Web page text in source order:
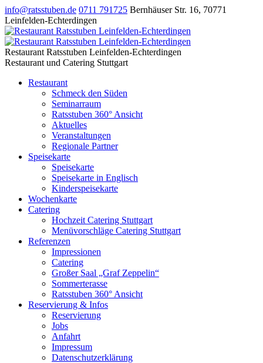
info@ratsstuben.de 0711 791725 Bernhäuser Str. 16, 70771
Leinfelden-Echterdingen
Restaurant Ratsstuben Leinfelden-Echterdingen
Restaurant und Catering Stuttgart
Restaurant
Schmeck den Süden
Seminarraum
Ratsstuben 360° Ansicht
Aktuelles
Veranstaltungen
Regionale Partner
Speisekarte
Speisekarte
Speisekarte in Englisch
Kinderspeisekarte
Wochenkarte
Catering
Hochzeit Catering Stuttgart
Menüvorschläge Catering Stuttgart
Referenzen
Impressionen
Catering
Großer Saal „Graf Zeppelin“
Sommerterasse
Ratsstuben 360° Ansicht
Reservierung & Infos
Reservierung
Jobs
Anfahrt
Impressum
Datenschutzerklärung